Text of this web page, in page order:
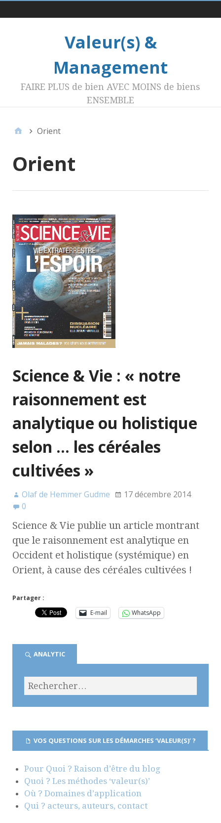
Menu 1
Valeur(s) &
Management
FAIRE PLUS de bien AVEC MOINS de biens
ENSEMBLE
Orient
Orient
Science & Vie : « notre
raisonnement est
analytique ou holistique
selon … les céréales
cultivées »
Olaf de Hemmer Gudme
17 décembre 2014
0
Science & Vie publie un article montrant
que le raisonnement est analytique en
Occident et holistique (systémique) en
Orient, à cause des céréales cultivées !
Partager :
E-mail
WhatsApp
ANALYTIC
VOS QUESTIONS SUR LES DÉMARCHES ‘VALEUR(S)’ ?
Pour Quoi ? Raison d’être du blog
Quoi ? Les méthodes ‘valeur(s)’
Où ? Domaines d’application
Qui ? acteurs, auteurs, contact